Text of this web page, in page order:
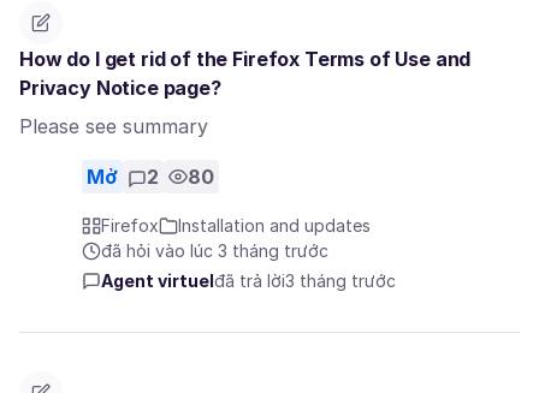
How do I get rid of the Firefox Terms of Use and
Privacy Notice page?
Please see summary
Mở 2 80
Firefox
Installation and updates
đã hỏi vào lúc 3 tháng trước
Agent virtuel đã trả lời3 tháng trước